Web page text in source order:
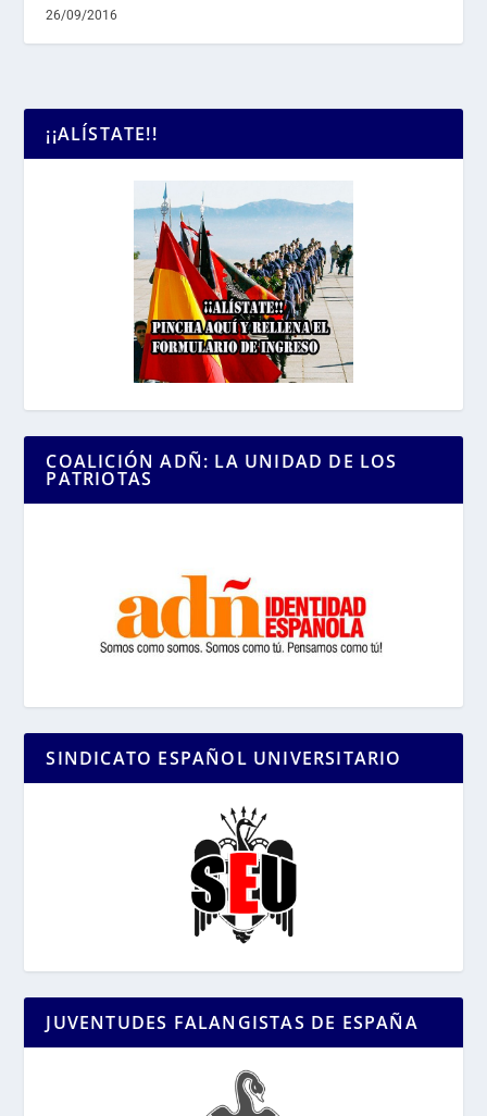
26/09/2016
¡¡ALÍSTATE!!
COALICIÓN ADÑ: LA UNIDAD DE LOS
PATRIOTAS
SINDICATO ESPAÑOL UNIVERSITARIO
JUVENTUDES FALANGISTAS DE ESPAÑA